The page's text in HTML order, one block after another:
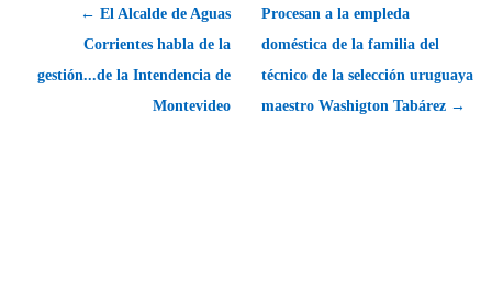
← El Alcalde de Aguas
Corrientes habla de la
gestión...de la Intendencia de
Montevideo
Procesan a la empleda
doméstica de la familia del
técnico de la selección uruguaya
maestro Washigton Tabárez →